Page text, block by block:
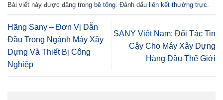
Bài viết này được đăng trong bê tông. Đánh dấu liên kết thường trực.
Hãng Sany – Đơn Vị Dẫn
Đầu Trong Ngành Máy Xây
Dựng Và Thiết Bị Công
Nghiệp
SANY Việt Nam: Đối Tác Tin
Cậy Cho Máy Xây Dựng
Hàng Đầu Thế Giới